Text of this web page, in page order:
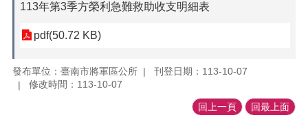
113年第3季方榮利急難救助收支明細表
pdf(50.72 KB)
發布單位：臺南市將軍區公所
刊登日期：113-10-07
修改時間：113-10-07
回上一頁 回最上面